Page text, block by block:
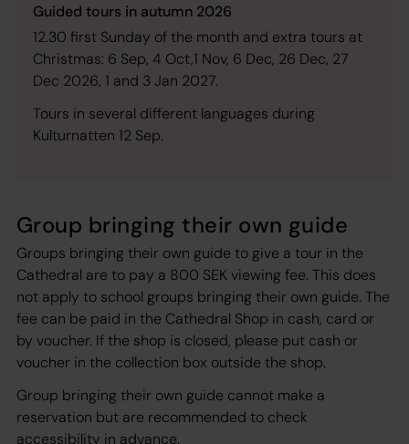
Guided tours in autumn 2026
12.30 first Sunday of the month and extra tours at
Christmas: 6 Sep, 4 Oct,1 Nov, 6 Dec, 26 Dec, 27
Dec 2026, 1 and 3 Jan 2027.
Tours in several different languages during
Kulturnatten 12 Sep.
Group bringing their own guide
Groups bringing their own guide to give a tour in the
Cathedral are to pay a 800 SEK viewing fee. This does
not apply to school groups bringing their own guide. The
fee can be paid in the Cathedral Shop in cash, card or
by voucher. If the shop is closed, please put cash or
voucher in the collection box outside the shop.
Group bringing their own guide cannot make a
reservation but are recommended to check
accessibility in advance.